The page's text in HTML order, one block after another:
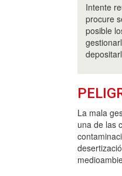
Intente
procure
posible
La mala
una de las